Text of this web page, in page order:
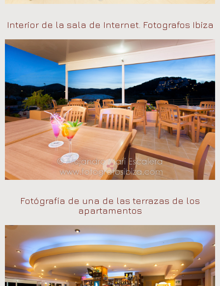
Interior de la sala de Internet. Fotografos Ibiza
Fotógrafía de una de las terrazas de los
apartamentos